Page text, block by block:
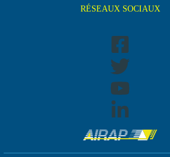
RÉSEAUX SOCIAUX